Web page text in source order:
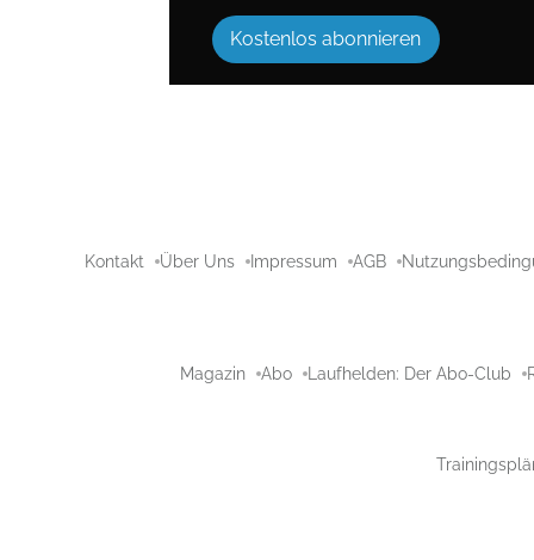
Kostenlos abonnieren
Kontakt Über Uns Impressum AGB
Magazin Abo Laufhelden: Der Abo-Club